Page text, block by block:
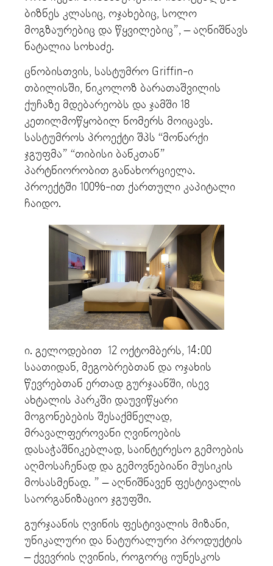
ბიზნეს კლასიც, ოჯახებიც, სოლო
მოგზაურებიც და წყვილებიც”, – აღნიშნავს
ნატალია სოხაძე.
ცნობისთვის, სასტუმრო Griffin-ი
თბილისში, ნიკოლოზ ბარათაშვილის
ქუჩაზე მდებარეობს და ჯამში 18
კეთილმოწყობილ ნომერს მოიცავს.
სასტუმროს პროექტი შპს “მონარქი
ჯგუფმა” “თიბისი ბანკთან”
პარტნიორობით განახორციელა.
პროექტში 100%-ით ქართული კაპიტალი
ჩაიდო.
ი. გელოდებით 12 ოქტომბერს, 14:00
საათიდან, მეგობრებთან და ოჯახის
წევრებთან ერთად გურჯაანში, ისევ
ახტალის პარკში დაუვიწყარი
მოგონებების შესაქმნელად,
მრავალფეროვანი ღვინოების
დასაჭაშნიკებლად, საინტერესო გემოების
აღმოსაჩენად და გემოვნებიანი მუსიკის
მოსასმენად. ” – აღნიშნავენ ფესტივალის
საორგანიზაციო ჯგუფში.
გურჯაანის ღვინის ფესტივალის მიზანი,
უნიკალური და ნატურალური პროდუქტის
– ქვევრის ღვინის, როგორც იუნესკოს